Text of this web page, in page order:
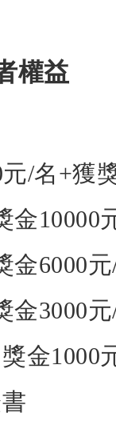
權益
/名+獲
金10000
金6000
金3000
金1000